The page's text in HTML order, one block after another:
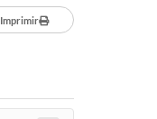
Imprimir